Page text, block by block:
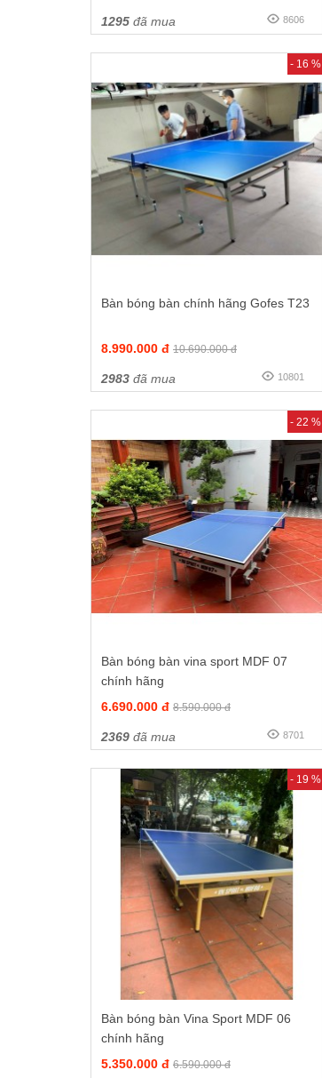
1295 đã mua 8606
- 16 %
Bàn bóng bàn chính hãng Gofes T23
8.990.000 đ 10.690.000 đ
2983 đã mua 10801
- 22 %
Bàn bóng bàn vina sport MDF 07
chính hãng
6.690.000 đ 8.590.000 đ
2369 đã mua 8701
- 19 %
Bàn bóng bàn Vina Sport MDF 06
chính hãng
5.350.000 đ 6.590.000 đ